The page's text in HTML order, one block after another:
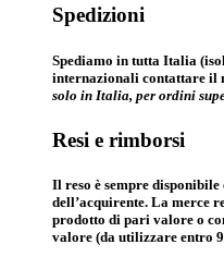
Spedizioni
Spediamo in tutta Italia
internazionali contattare il
solo in Italia, per ordini
Resi e rimborsi
Il reso è sempre
dell’acquirente. La merce
prodotto di pari valore o
valore (da utilizzare entro